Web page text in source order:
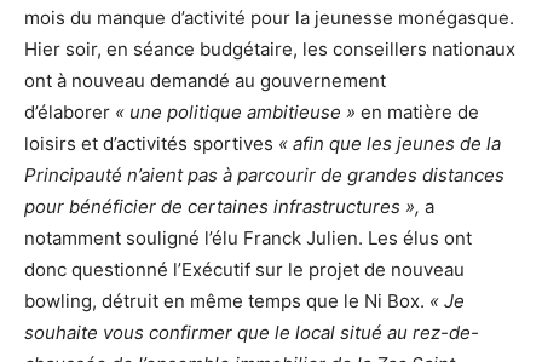
mois du manque d’activité pour la jeunesse monégasque.
Hier soir, en séance budgétaire, les conseillers nationaux
ont à nouveau demandé au gouvernement
d’élaborer « une politique ambitieuse » en matière de
loisirs et d’activités sportives « afin que les jeunes de la
Principauté n’aient pas à parcourir de grandes distances
pour bénéficier de certaines infrastructures », a
notamment souligné l’élu Franck Julien. Les élus ont
donc questionné l’Exécutif sur le projet de nouveau
bowling, détruit en même temps que le Ni Box. « Je
souhaite vous confirmer que le local situé au rez-de-